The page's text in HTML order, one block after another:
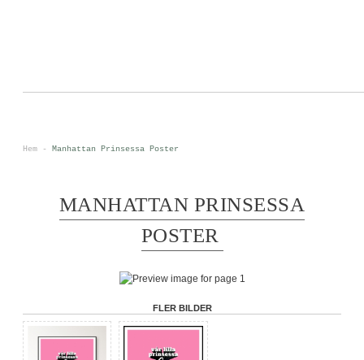
Hem - Manhattan Prinsessa Poster
MANHATTAN PRINSESSA
POSTER
FLER BILDER